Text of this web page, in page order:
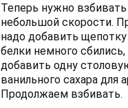
Теперь нужно
небольшой скорости.
надо добавить
белки немного
добавить одну
ванильного сахара для
Продолжаем взбивать.